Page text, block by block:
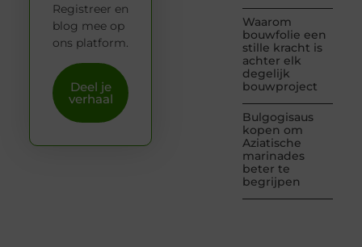
Waarom
bouwfolie een
stille kracht is
achter elk
degelijk
bouwproject
Bulgogisaus
kopen om
Aziatische
marinades
beter te
begrijpen
Registreer en
blog mee op
ons platform.
Deel je
verhaal